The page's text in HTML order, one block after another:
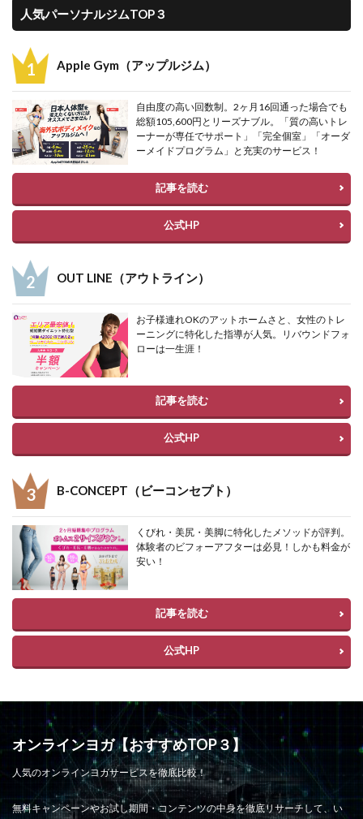
人気パーソナルジムTOP３
Apple Gym（アップルジム）
自由度の高い回数制。2ヶ月16回通った場合でも
総額105,600円とリーズナブル。「質の高いトレ
ーナーが専任でサポート」「完全個室」「オーダ
ーメイドプログラム」と充実のサービス！
記事を読む
公式HP
OUT LINE（アウトライン）
お子様連れOKのアットホームさと、女性のトレ
ーニングに特化した指導が人気。リバウンドフォ
ローは一生涯！
記事を読む
公式HP
B-CONCEPT（ビーコンセプト）
くびれ・美尻・美脚に特化したメソッドが評判。
体験者のビフォーアフターは必見！しかも料金が
安い！
記事を読む
公式HP
オンラインヨガ【おすすめTOP３】
人気のオンラインヨガサービスを徹底比較！
無料キャンペーンやお試し期間・コンテンツの中身を徹底リサーチして、い